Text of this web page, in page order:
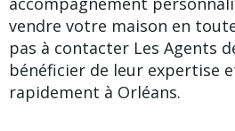
vendre votre maison en
pas à contacter Les Agents
bénéficier de leur expertise
rapidement à Orléans.